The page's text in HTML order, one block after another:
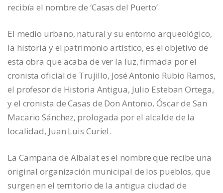
recibía el nombre de ‘Casas del Puerto’.
El medio urbano, natural y su entorno arqueológico,
la historia y el patrimonio artístico, es el objetivo de
esta obra que acaba de ver la luz, firmada por el
cronista oficial de Trujillo, José Antonio Rubio Ramos,
el profesor de Historia Antigua, Julio Esteban Ortega,
y el cronista de Casas de Don Antonio, Óscar de San
Macario Sánchez, prologada por el alcalde de la
localidad, Juan Luis Curiel.
La Campana de Albalat es el nombre que recibe una
original organización municipal de los pueblos, que
surgen en el territorio de la antigua ciudad de